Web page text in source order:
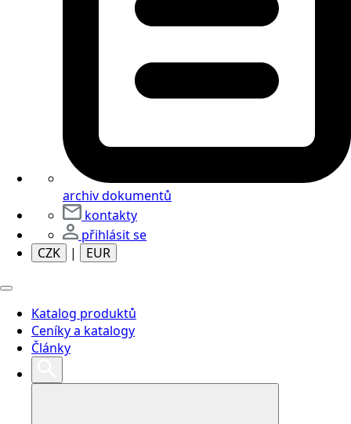
archiv dokumentů
kontakty
přihlásit se
CZK
| EUR
Katalog produktů
Ceníky a katalogy
Články
Search